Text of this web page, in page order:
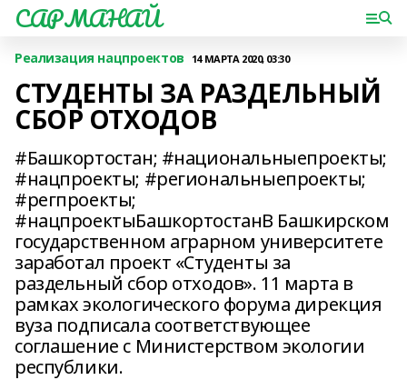
САРМАНАЙ
Реализация нацпроектов 14 МАРТА 2020, 03:30
СТУДЕНТЫ ЗА РАЗДЕЛЬНЫЙ
СБОР ОТХОДОВ
#Башкортостан; #национальныепроекты;
#нацпроекты; #региональныепроекты;
#регпроекты;
#нацпроектыБашкортостанВ Башкирском
государственном аграрном университете
заработал проект «Студенты за
раздельный сбор отходов». 11 марта в
рамках экологического форума дирекция
вуза подписала соответствующее
соглашение с Министерством экологии
республики.